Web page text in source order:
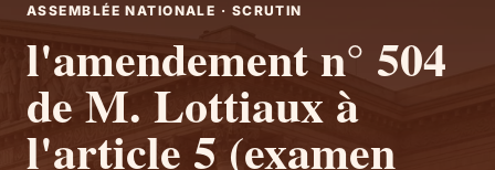
ASSEMBLÉE NATIONALE · SCRUTIN
l'amendement n° 504
de M. Lottiaux à
l'article 5 (examen